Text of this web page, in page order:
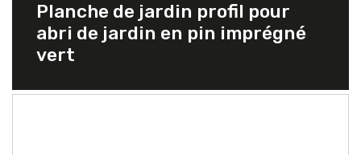
Planche de jardin profil pour
abri de jardin en pin imprégné
vert